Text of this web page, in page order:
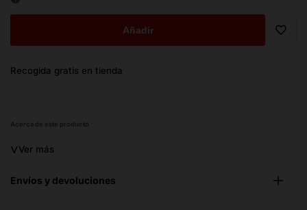
Añadir
Recogida gratis en tienda
Acerca de este producto
˅Ver más
Envíos y devoluciones